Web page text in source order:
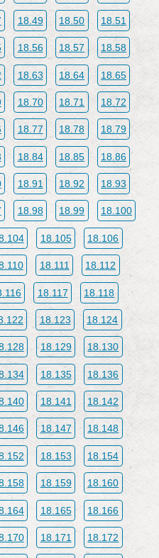
18.49 18.50 18.51
18.56 18.57 18.58
18.63 18.64 18.65
18.70 18.71 18.72
18.77 18.78 18.79
18.84 18.85 18.86
18.91 18.92 18.93
18.98 18.99 18.100
18.105 18.106
18.111 18.112
18.117 18.118
18.123 18.124
18.129 18.130
18.135 18.136
18.141 18.142
18.147 18.148
18.153 18.154
18.159 18.160
18.165 18.166
18.171 18.172